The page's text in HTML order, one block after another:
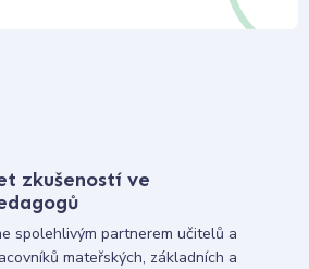
zkušeností ve
spolehlivým partnerem učitelů a
mateřských, základních a